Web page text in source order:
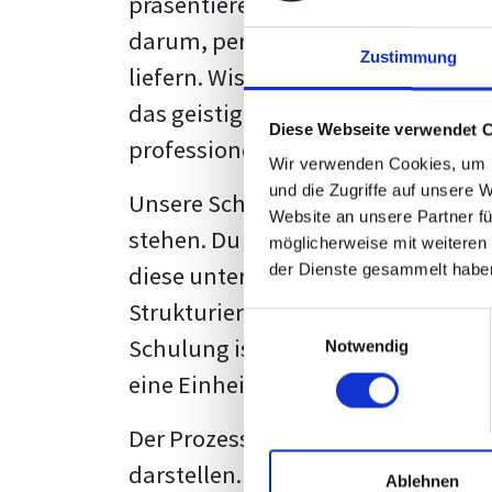
Zustimmung
Diese Webseite verwendet
Wir verwenden Cookies,
und die Zugriffe auf unsere
Website an unsere Partner
möglicherweise mit
der Dienste gesammelt
Notwendig
Ablehnen
darum, persönliche Meinungen
liefern. Wissenschaftliche Texte,
das geistige Eigentum des
professionell zu kommunizieren.
Unsere Schulung wurde mit Blick
stehen. Du wirst nicht nur
diese unter Zuhilfenahme von
Strukturierung ist ebenso
Schulung ist so konzipiert, dass
eine Einheitslösung zu bieten.
Der Prozess des
darstellen. Jedoch, ausgestattet